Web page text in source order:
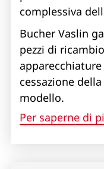
complessiva
Bucher Vaslin
pezzi di
cessazione
modello.
Per saperne di